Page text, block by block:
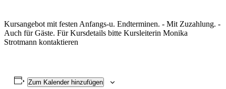
Kursangebot mit festen Anfangs-u. Endterminen. - Mit Zuzahlung. -
Auch für Gäste. Für Kursdetails bitte Kursleiterin Monika
Strotmann kontaktieren
Zum Kalender hinzufügen